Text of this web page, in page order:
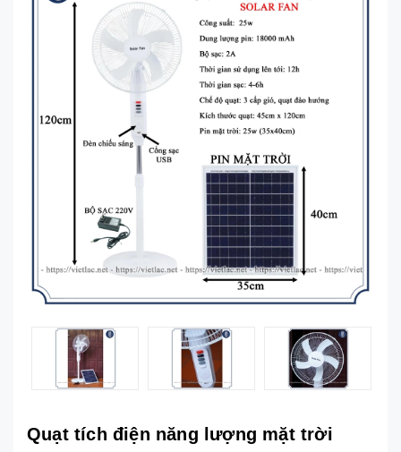
Quạt tích điện năng lượng mặt trời